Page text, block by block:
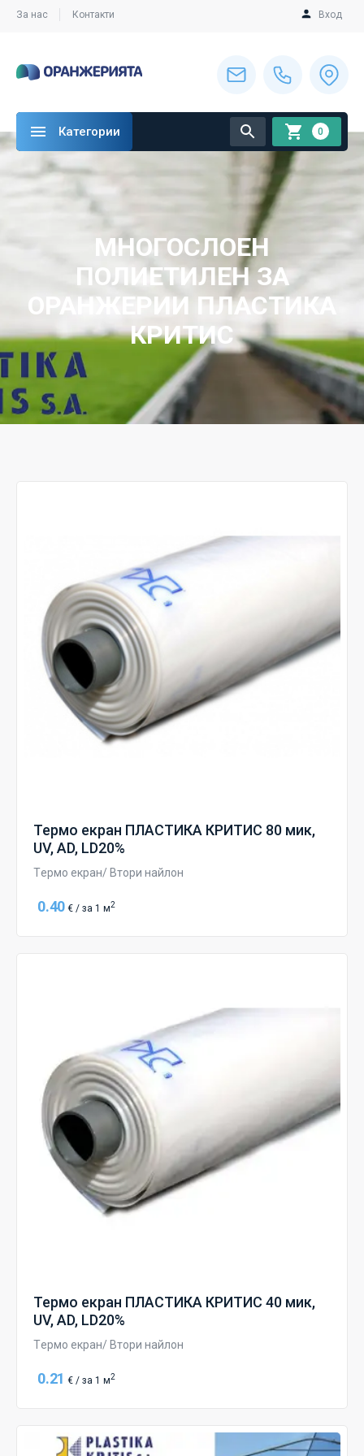
За нас Контакти Вход
Категории 0
МНОГОСЛОЕН
ПОЛИЕТИЛЕН ЗА
ОРАНЖЕРИИ ПЛАСТИКА
КРИТИС
Термо екран ПЛАСТИКА КРИТИС 80 мик,
UV, AD, LD20%
Tермо екран/ Втори найлон
0.40 € / за 1 м2
Термо екран ПЛАСТИКА КРИТИС 40 мик,
UV, AD, LD20%
Tермо екран/ Втори найлон
0.21 € / за 1 м2